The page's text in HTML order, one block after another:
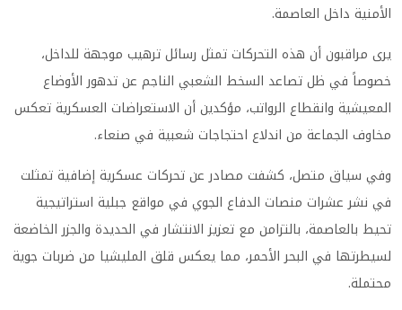
الأمنية داخل العاصمة.
يرى مراقبون أن هذه التحركات تمثل رسائل ترهيب موجهة للداخل،
خصوصاً في ظل تصاعد السخط الشعبي الناجم عن تدهور الأوضاع
المعيشية وانقطاع الرواتب، مؤكدين أن الاستعراضات العسكرية تعكس
مخاوف الجماعة من اندلاع احتجاجات شعبية في صنعاء.
وفي سياق متصل، كشفت مصادر عن تحركات عسكرية إضافية تمثلت
في نشر عشرات منصات الدفاع الجوي في مواقع جبلية استراتيجية
تحيط بالعاصمة، بالتزامن مع تعزيز الانتشار في الحديدة والجزر الخاضعة
لسيطرتها في البحر الأحمر، مما يعكس قلق المليشيا من ضربات جوية
محتملة.